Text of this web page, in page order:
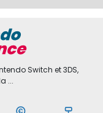
Switch et 3DS,
...